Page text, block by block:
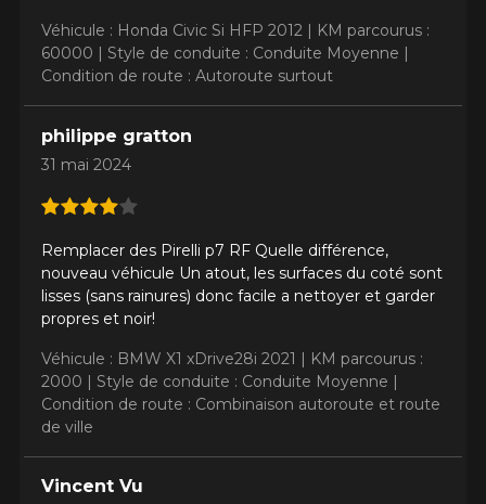
Véhicule : Honda Civic Si HFP 2012 |
KM parcourus :
60000 | Style de conduite : Conduite Moyenne |
Condition de route : Autoroute surtout
philippe gratton
31 mai 2024
Remplacer des Pirelli p7 RF Quelle différence,
nouveau véhicule Un atout, les surfaces du coté sont
lisses (sans rainures) donc facile a nettoyer et garder
propres et noir!
Véhicule : BMW X1 xDrive28i 2021 | KM parcourus :
2000 | Style de conduite : Conduite Moyenne |
Condition de route : Combinaison autoroute et route
de ville
Vincent Vu